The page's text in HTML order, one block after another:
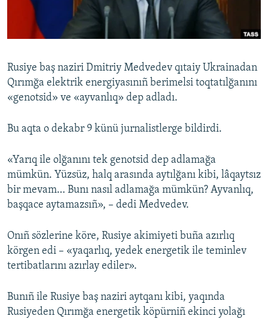
Русский
Українською
QOŞULIÑIZ!
RFE/RS bütün saytları
Rusiye baş naziri Dmitriy Medvedev qıtaiy Ukrainadan
Qırımğa elektrik energiyasınıñ berimelsi toqtatılğanını
«genotsid» ve «ayvanlıq» dep adladı.
Bu aqta o dekabr 9 künü jurnalistlerge bildirdi.
«Yarıq ile olğanını tek genotsid dep adlamağa
mümkün. Yüzsüz, halq arasında aytılğanı kibi, lâqaytsız
bir mevam… Bunı nasıl adlamağa mümkün? Ayvanlıq,
başqace aytamazsıñ», – dedi Medvedev.
Onıñ sözlerine köre, Rusiye akimiyeti buña azırlıq
körgen edi – «yaqarlıq, yedek energetik ile teminlev
tertibatlarını azırlay ediler».
Bunıñ ile Rusiye baş naziri aytqanı kibi, yaqında
Rusiyeden Qırımğa energetik köpürniñ ekinci yolağı